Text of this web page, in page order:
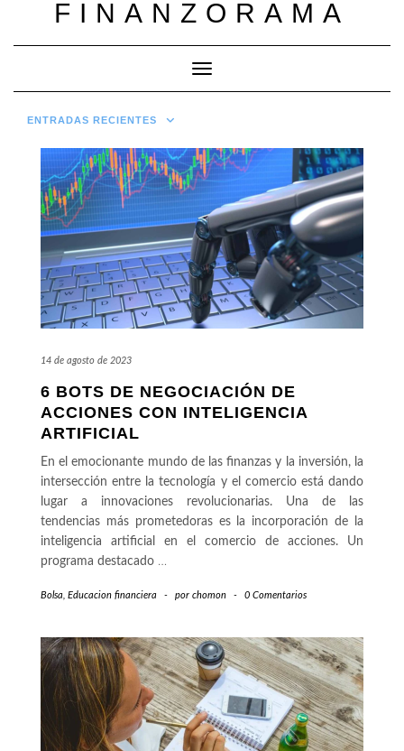
contenido
FINANZORAMA
Cambiar modo de navegación
ENTRADAS RECIENTES
14 de agosto de 2023
6 BOTS DE NEGOCIACIÓN DE
ACCIONES CON INTELIGENCIA
ARTIFICIAL
En el emocionante mundo de las finanzas y la inversión, la
intersección entre la tecnología y el comercio está dando
lugar a innovaciones revolucionarias. Una de las
tendencias más prometedoras es la incorporación de la
inteligencia artificial en el comercio de acciones. Un
programa destacado …
Bolsa Educacion financiera - por chomon - 0 Comentarios